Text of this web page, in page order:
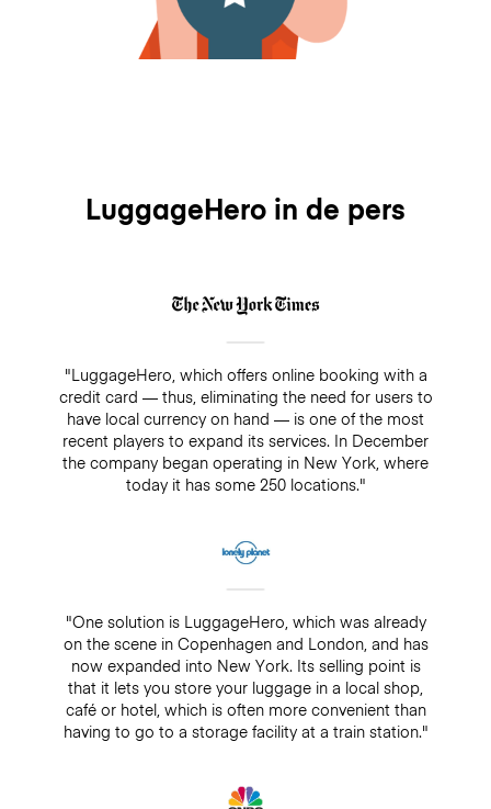
LuggageHero in de pers
"LuggageHero, which offers online booking with a
credit card — thus, eliminating the need for users to
have local currency on hand — is one of the most
recent players to expand its services. In December
the company began operating in New York, where
today it has some 250 locations."
"One solution is LuggageHero, which was already
on the scene in Copenhagen and London, and has
now expanded into New York. Its selling point is
that it lets you store your luggage in a local shop,
café or hotel, which is often more convenient than
having to go to a storage facility at a train station."